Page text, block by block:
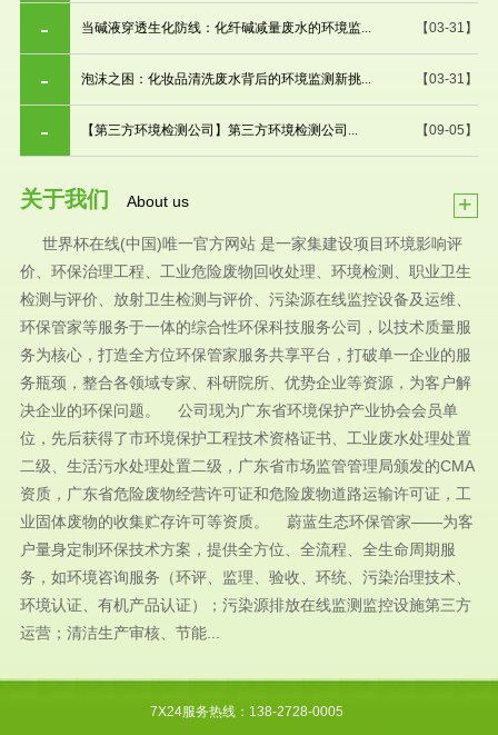
【03-31】
当碱液穿透生化防线：化纤碱减量废水的环境监...
【03-31】
泡沫之困：化妆品清洗废水背后的环境监测新挑...
【09-05】
【第三方环境检测公司】第三方环境检测公司...
关于我们 About us +
世界杯在线(中国)唯一官方网站 是一家集建设项目环境影响评
价、环保治理工程、工业危险废物回收处理、环境检测、职业卫生
检测与评价、放射卫生检测与评价、污染源在线监控设备及运维、
环保管家等服务于一体的综合性环保科技服务公司，以技术质量服
务为核心，打造全方位环保管家服务共享平台，打破单一企业的服
务瓶颈，整合各领域专家、科研院所、优势企业等资源，为客户解
决企业的环保问题。 公司现为广东省环境保护产业协会会员单
位，先后获得了市环境保护工程技术资格证书、工业废水处理处置
二级、生活污水处理处置二级，广东省市场监管管理局颁发的CMA
资质，广东省危险废物经营许可证和危险废物道路运输许可证，工
业固体废物的收集贮存许可等资质。 蔚蓝生态环保管家——为客
户量身定制环保技术方案，提供全方位、全流程、全生命周期服
务，如环境咨询服务（环评、监理、验收、环统、污染治理技术、
环境认证、有机产品认证）；污染源排放在线监测监控设施第三方
运营；清洁生产审核、节能...
7X24服务热线：138-2728-0005